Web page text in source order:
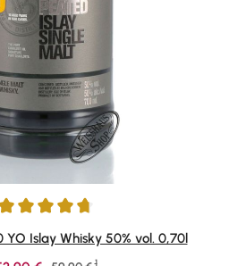
von 4.84 von 5 Sternen
YO Islay Whisky 50% vol. 0,70l
1